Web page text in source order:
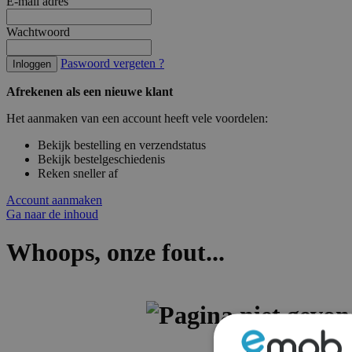
Wachtwoord
Inloggen Paswoord vergeten ?
Afrekenen als een nieuwe klant
Het aanmaken van een account heeft vele voordelen:
Bekijk bestelling en verzendstatus
Bekijk bestelgeschiedenis
Reken sneller af
Account aanmaken
Ga naar de inhoud
Whoops, onze fout...